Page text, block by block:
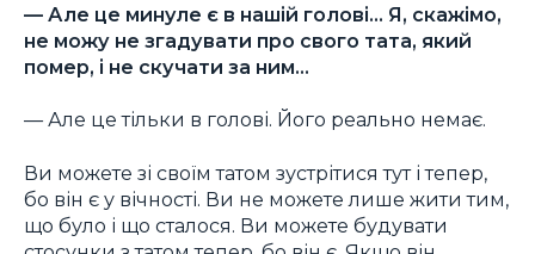
— Але це минуле є в нашій голові… Я, скажімо,
не можу не згадувати про свого тата, який
помер, і не скучати за ним…
— Але це тільки в голові. Його реально немає.
Ви можете зі своїм татом зустрітися тут і тепер,
бо він є у вічності. Ви не можете лише жити тим,
що було і що сталося. Ви можете будувати